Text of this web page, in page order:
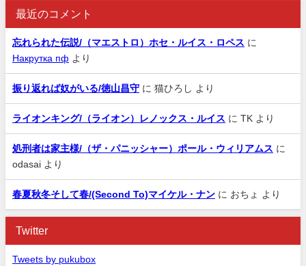
最近のコメント
忘れられた伝説/（マエストロ）ホセ・ルイス・ロペス に
Накрутка пф より
振り返れば奴がいる/徳山昌守 に 猫ひろし より
ライオンキング/（ライオン）レノックス・ルイス に TK より
処刑者は家主様/（ザ・パニッシャー）ポール・ウィリアムス に
odasai より
春夏秋冬そして春/(Second To)マイケル・ナン に おちょ より
Twitter
Tweets by pukubox